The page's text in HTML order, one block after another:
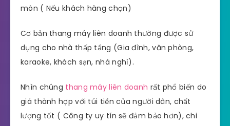
mòn ( Nếu khách hàng chọn)
Cơ bản thang máy liên doanh thường được sử
dụng cho nhà thấp tầng (Gia đình, văn phòng,
karaoke, khách sạn, nhà nghỉ).
Nhìn chúng thang máy liên doanh rất phổ biến do
giá thành hợp với túi tiền của người dân, chất
lượng tốt ( Công ty uy tín sẽ đảm bảo hơn), chi